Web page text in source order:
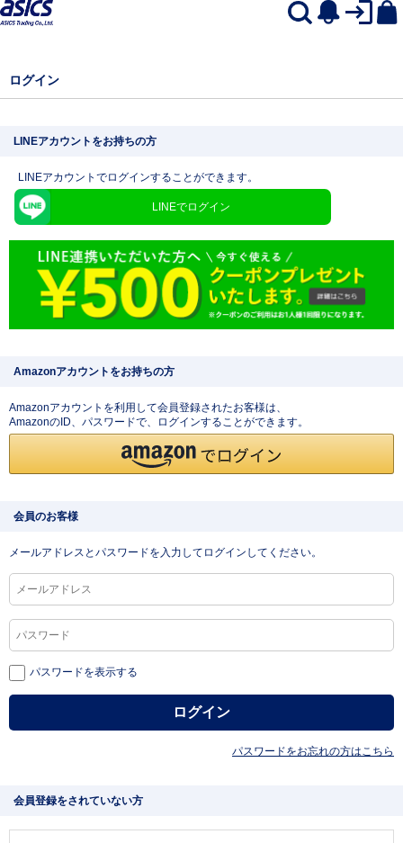
ログイン
LINEアカウントをお持ちの方
LINEアカウントでログインすることができます。
LINEでログイン
Amazonアカウントをお持ちの方
Amazonアカウントを利用して会員登録されたお客様は、
AmazonのID、パスワードで、ログインすることができます。
会員のお客様
メールアドレスとパスワードを入力してログインしてください。
パスワードを表示する
パスワードをお忘れの方はこちら
会員登録をされていない方